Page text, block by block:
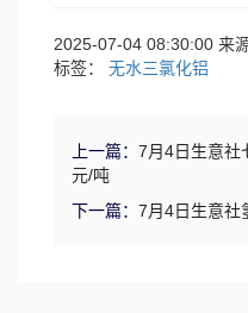
2025-07-04 08:30:00 来
标签： 无水三氯化铝
上一篇： 7月4日生意社
元/吨
下一篇： 7月4日生意社